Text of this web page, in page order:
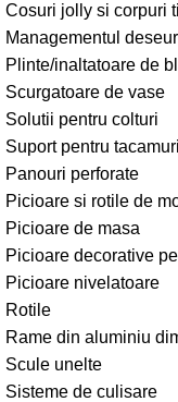
Cosuri jolly si corpuri
Managementul
Plinte/inaltatoare de
Scurgatoare de vase
Solutii pentru colturi
Suport pentru tacamuri
Panouri perforate
Picioare si rotile de
Picioare de masa
Picioare decorative
Picioare nivelatoare
Rotile
Rame din aluminiu
Scule unelte
Sisteme de culisare